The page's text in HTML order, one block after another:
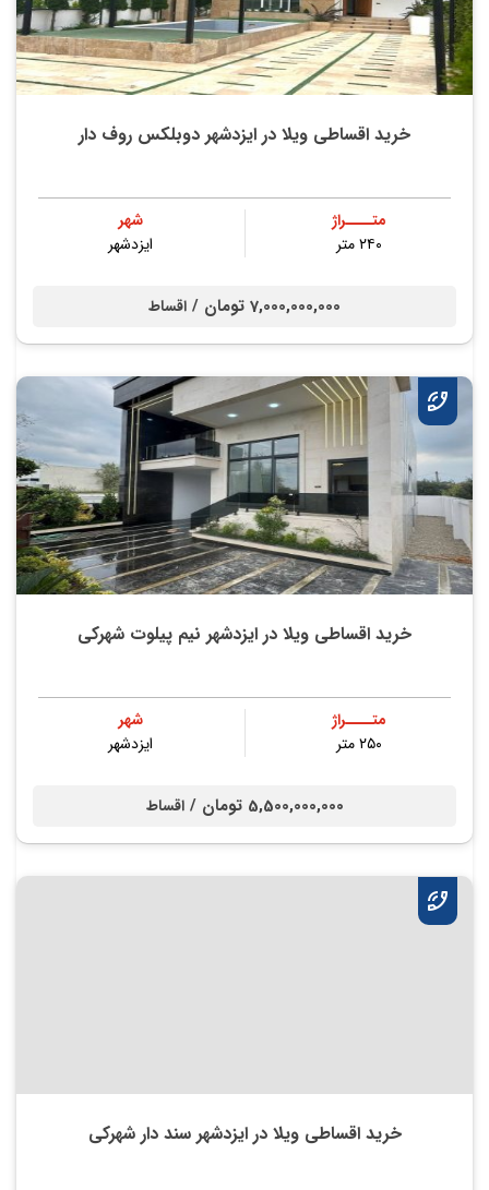
خرید اقساطی ویلا در ایزدشهر دوبلکس روف دار
متــــراژ
۲۴۰ متر
شهر
ایزدشهر
7,000,000,000 تومان / اقساط
خرید اقساطی ویلا در ایزدشهر نیم پیلوت شهرکی
متــــراژ
۲۵۰ متر
شهر
ایزدشهر
5,500,000,000 تومان / اقساط
خرید اقساطی ویلا در ایزدشهر سند دار شهرکی